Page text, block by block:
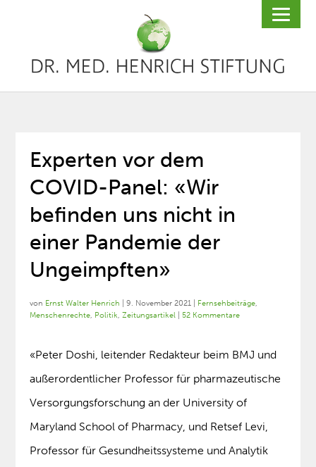
Experten vor dem
COVID-Panel: «Wir
befinden uns nicht in
einer Pandemie der
Ungeimpften»
von Ernst Walter Henrich |9. November 2021 Fernsehbeiträge,
Menschenrechte, Politik,Zeitungsartikel |52 Kommentare
«Peter Doshi, leitender Redakteur beim BMJ und
außerordentlicher Professor für pharmazeutische
Versorgungsforschung an der University of
Maryland School of Pharmacy, und Retsef Levi,
Professor für Gesundheitssysteme und Analytik